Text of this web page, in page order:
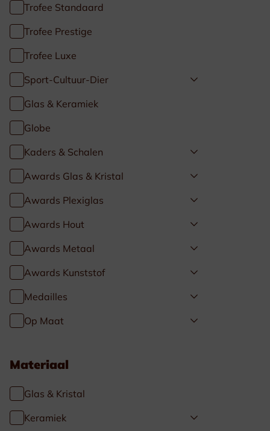
Trofee Standaard
Trofee Prestige
Trofee Luxe
Sport-Cultuur-Dier
Glas & Keramiek
Globe
Kaders & Schalen
Awards Glas & Kristal
Awards Plexiglas
Awards Hout
Awards Metaal
Awards Kunststof
Medailles
Op Maat
Materiaal
Glas & Kristal
Keramiek